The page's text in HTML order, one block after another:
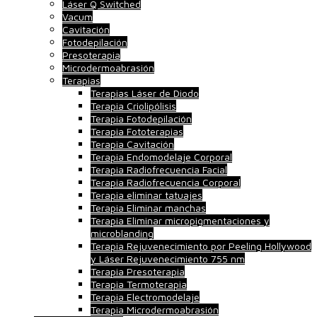
Láser Q Switched
Vacum
Cavitación
Fotodepilación
Presoterapia
Microdermoabrasión
Terapias
Terapias Láser de Diodo
Terapia Criolipólisis
Terapia Fotodepilación
Terapia Fototerapias
Terapia Cavitación
Terapia Endomodelaje Corporal
Terapia Radiofrecuencia Facial
Terapia Radiofrecuencia Corporal
Terapia eliminar tatuajes
Terapia Eliminar manchas
Terapia Eliminar micropigmentaciones y
microblanding
Terapia Rejuvenecimiento por Peeling Hollywood
y Láser Rejuvenecimiento 755 nm
Terapia Presoterapia
Terapia Termoterapia
Terapia Electromodelaje
Terapia Microdermoabrasión